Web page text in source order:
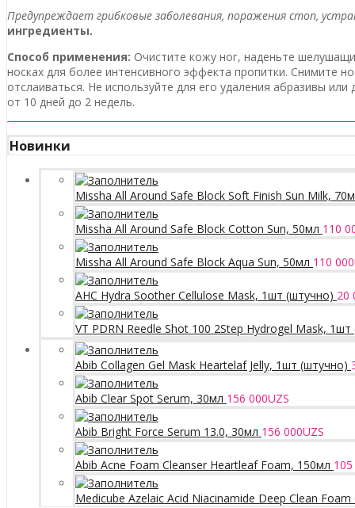
Предупреждает грибковые заболевания, поражения стоп,
ингредиенты.
Способ применения: Очистите кожу ног, наденьте
носках для более интенсивного эффекта пропитки. Снимите
отслаиваться. Не используйте для его удаления абразивы
от 10 дней до 2 недель.
Новинки
Missha All Around Safe Block Soft Finish Sun Milk,
Missha All Around Safe Block Cotton Sun, 50мл 110
Missha All Around Safe Block Aqua Sun, 50мл 110 000
AHC Hydra Soother Cellulose Mask, 1шт (штучно) 20
VT PDRN Reedle Shot 100 2Step Hydrogel Mask,
Abib Collagen Gel Mask Heartelaf Jelly, 1шт (штучно)
Abib Clear Spot Serum, 30мл 156 000UZS
Abib Bright Force Serum 13.0, 30мл 156 000UZS
Abib Acne Foam Cleanser Heartleaf Foam, 150мл
Medicube Azelaic Acid Niacinamide Deep Clean Foam